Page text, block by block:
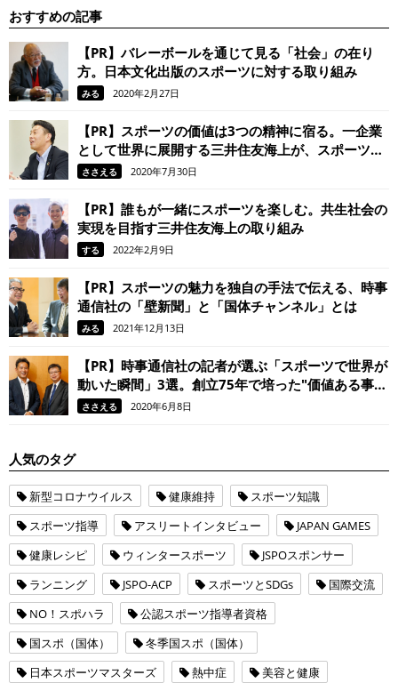
おすすめの記事
【PR】バレーボールを通じて見る「社会」の在り
方。日本文化出版のスポーツに対する取り組み
みる 2020年2月27日
【PR】スポーツの価値は3つの精神に宿る。一企業
として世界に展開する三井住友海上が、スポーツ振
興に力を入れる理由
ささえる 2020年7月30日
【PR】誰もが一緒にスポーツを楽しむ。共生社会の
実現を目指す三井住友海上の取り組み
する 2022年2月9日
【PR】スポーツの魅力を独自の手法で伝える、時事
通信社の「壁新聞」と「国体チャンネル」とは
みる 2021年12月13日
【PR】時事通信社の記者が選ぶ「スポーツで世界が
動いた瞬間」3選。創立75年で培った"価値ある事
実"を見抜く目
ささえる 2020年6月8日
人気のタグ
新型コロナウイルス 健康維持
スポーツ知識
スポーツ指導
アスリートインタビュー
JAPAN GAMES
健康レシピ
ウィンタースポーツ
JSPOスポンサー
ランニング
JSPO-ACP スポーツとSDGs
国際交流
NO！スポハラ
公認スポーツ指導者資格
国スポ（国体）
冬季国スポ（国体）
日本スポーツマスターズ
熱中症 美容と健康